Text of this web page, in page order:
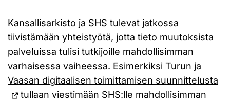
Kansallisarkisto ja SHS tulevat jatkossa
tiivistämään yhteistyötä, jotta tieto muutoksista
palveluissa tulisi tutkijoille mahdollisimman
varhaisessa vaiheessa. Esimerkiksi Turun ja
Vaasan digitaalisen toimittamisen suunnittelusta
tullaan viestimään SHS:lle mahdollisimman